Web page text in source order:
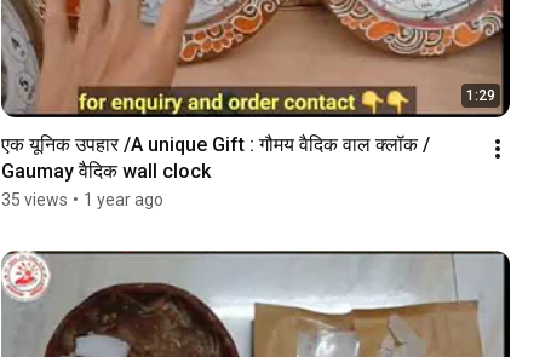
1:29
एक यूनिक उपहार /A unique Gift : गौमय वैदिक वाल क्लॉक /
Gaumay वैदिक wall clock
35 views • 1 year ago